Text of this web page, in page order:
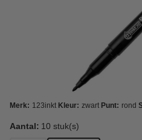
Merk: 123inkt Kleur: zwart Punt: rond
Aantal: 10 stuk(s)